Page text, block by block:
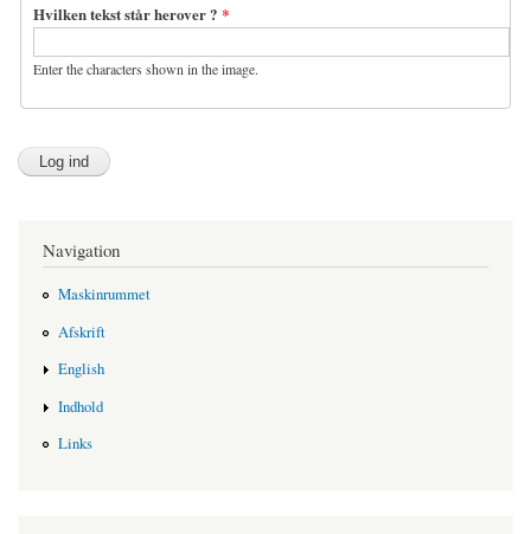
Hvilken tekst står herover ? *
Enter the characters shown in the image.
Navigation
Maskinrummet
Afskrift
English
Indhold
Links